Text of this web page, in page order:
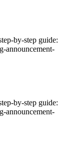
by-step guide:
announcement-
by-step guide:
announcement-